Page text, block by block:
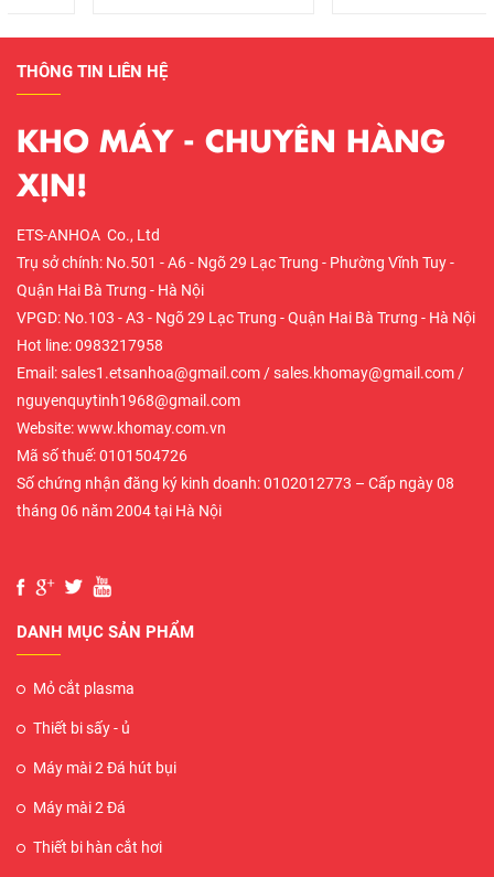
THÔNG TIN LIÊN HỆ
KHO MÁY - CHUYÊN HÀNG
XỊN!
ETS-ANHOA Co., Ltd
Trụ sở chính: No.501 - A6 - Ngõ 29 Lạc Trung - Phường Vĩnh Tuy -
Quận Hai Bà Trưng - Hà Nội
VPGD: No.103 - A3 - Ngõ 29 Lạc Trung - Quận Hai Bà Trưng - Hà Nội
Hot line: 0983217958
Email: sales1.etsanhoa@gmail.com / sales.khomay@gmail.com /
nguyenquytinh1968@gmail.com
Website: www.khomay.com.vn
Mã số thuế: 0101504726
Số chứng nhận đăng ký kinh doanh: 0102012773 – Cấp ngày 08
tháng 06 năm 2004 tại Hà Nội
DANH MỤC SẢN PHẨM
Mỏ cắt plasma
Thiết bi sấy - ủ
Máy mài 2 Đá hút bụi
Máy mài 2 Đá
Thiết bi hàn cắt hơi